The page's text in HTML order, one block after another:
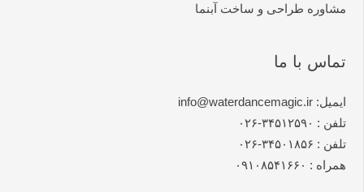
مشاوره طراحی و ساخت آبنما
تماس با ما
ایمیل: info@waterdancemagic.ir
تلفن : ۳۴۵۱۲۵۹۰-۰۲۶
تلفن : ۳۴۵۰۱۸۵۶-۰۲۶
همراه : ۰۹۱۰۸۵۴۱۶۶۰